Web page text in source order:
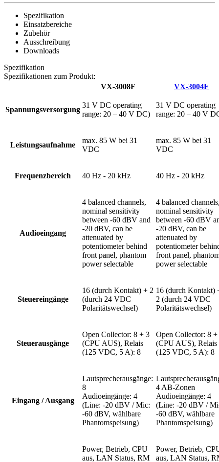
Spezifikation
Einsatzbereiche
Zubehör
Ausschreibung
Downloads
Spezifikation
Spezifikationen zum Produkt:
VX-3008F
VX-3004F
Spannungsversorgung
31 V DC operating
range: 20 – 40 V DC)
31 V DC operating
range: 20 – 40 V
Leistungsaufnahme
max. 85 W bei 31
VDC
max. 85 W bei 31
VDC
Frequenzbereich 40 Hz - 20 kHz 40 Hz - 20 kHz
Audioeingang
4 balanced channels,
nominal sensitivity
between -60 dBV and
-20 dBV, can be
attenuated by
potentiometer behind
front panel, phantom
power selectable
4 balanced
nominal sensitivity
between -60 dBV
-20 dBV, can be
attenuated by
potentiometer
front panel,
power selectable
Steuereingänge
16 (durch Kontakt) + 2
(durch 24 VDC
Polaritätswechsel)
16 (durch Kontakt)
2 (durch 24 VDC
Polaritätswechsel)
Steuerausgänge
Open Collector: 8 + 3
(CPU AUS), Relais
(125 VDC, 5 A): 8
Open Collector: 8 +
(CPU AUS), Relais
(125 VDC, 5 A): 8
Eingang / Ausgang
Lautsprecherausgänge:
8
Audioeingänge: 4
(Line: -20 dBV / Mic:
-60 dBV, wählbare
Phantomspeisung)
4 AB-Zonen
Audioeingänge: 4
(Line: -20 dBV /
-60 dBV, wählbare
Phantomspeisung)
Power, Betrieb, CPU
aus, LAN Status, RM
Power, Betrieb,
aus, LAN Status,